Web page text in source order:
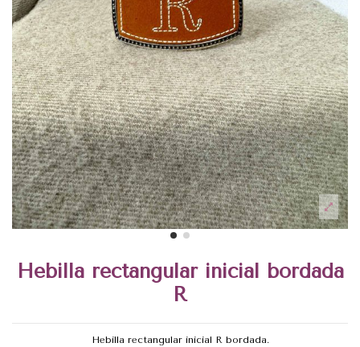
Hebilla rectangular inicial bordada
R
Hebilla rectangular inicial R bordada.